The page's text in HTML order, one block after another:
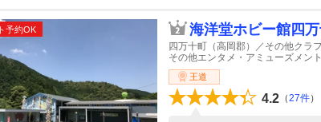
予約OK 海洋堂ホビー館四
四万十町（高岡郡）／その他クラ
その他エンタメ・アミューズメント
王道
4.2 （27件）